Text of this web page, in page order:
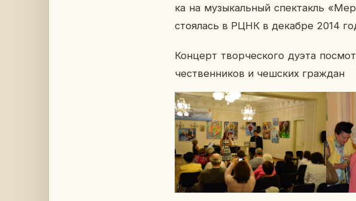
ка на му­зы­каль­ный спек­такль
сто­я­лась в РЦНК в де­каб­ре 2014
Кон­церт твор­че­ско­го дуэта
че­ствен­ни­ков и чеш­ских граж­дан